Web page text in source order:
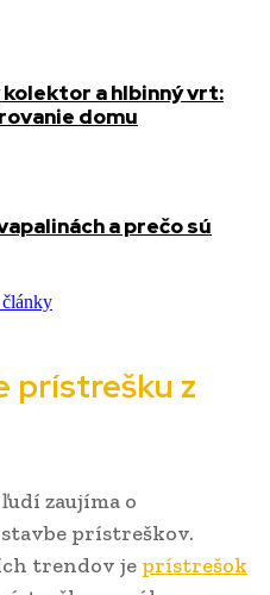
a hlbinný vrt:
domu
a prečo sú
prístrešku z
zaujíma o
prístreškov.
trendov je prístrešok